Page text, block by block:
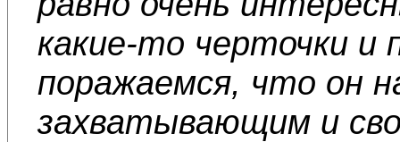
какие-то черточки и
поражаемся, что он
захватывающим и